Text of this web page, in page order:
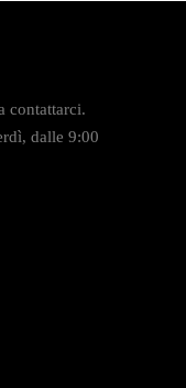
contattarci.
dalle 9:00